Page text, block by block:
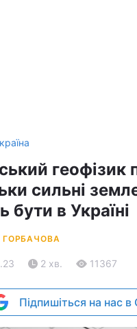
геофізик
сильні
бути в Україні
ГОРБАЧОВА
2 хв. 11367
Підпишіться на нас в